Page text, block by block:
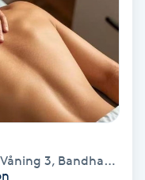
3, Bandhagen